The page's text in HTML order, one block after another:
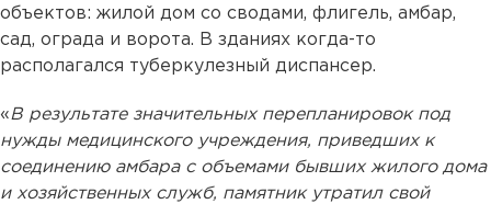
объектов: жилой дом со сводами, флигель, амбар,
сад, ограда и ворота. В зданиях когда-то
располагался туберкулезный диспансер.
«В результате значительных перепланировок под
нужды медицинского учреждения, приведших к
соединению амбара с объемами бывших жилого дома
и хозяйственных служб, памятник утратил свой